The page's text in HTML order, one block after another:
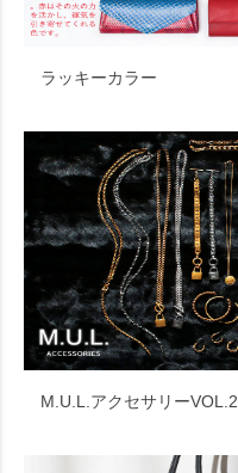
ラッキーカラー
M.U.L.アクセサリーVOL.2